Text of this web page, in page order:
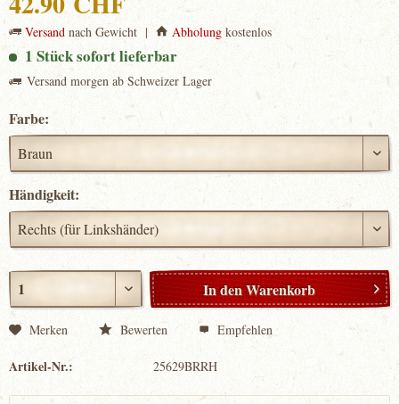
Versand nach Gewicht | Abholung kostenlos
1 Stück sofort lieferbar
Versand morgen ab Schweizer Lager
Farbe:
Händigkeit:
In denWarenkorb
Merken Bewerten Empfehlen
Artikel-Nr.: 25629BRRH